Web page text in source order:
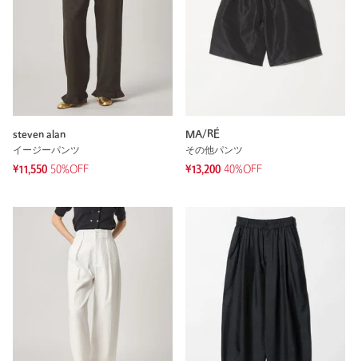
steven alan
イージーパンツ
¥11,550 50%OFF
MA/RÉ
その他パンツ
¥13,200 40%OFF